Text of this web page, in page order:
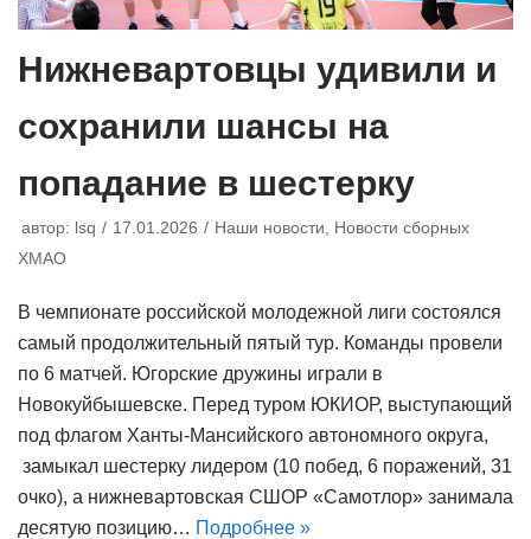
Нижневартовцы удивили и
сохранили шансы на
попадание в шестерку
автор: lsq 17.01.2026 Наши новости
Новости сборных
ХМАО
В чемпионате российской молодежной лиги состоялся
самый продолжительный пятый тур. Команды провели
по 6 матчей. Югорские дружины играли в
Новокуйбышевске. Перед туром ЮКИОР, выступающий
под флагом Ханты-Мансийского автономного округа,
замыкал шестерку лидером (10 побед, 6 поражений, 31
очко), а нижневартовская СШОР «Самотлор» занимала
десятую позицию… Подробнее »